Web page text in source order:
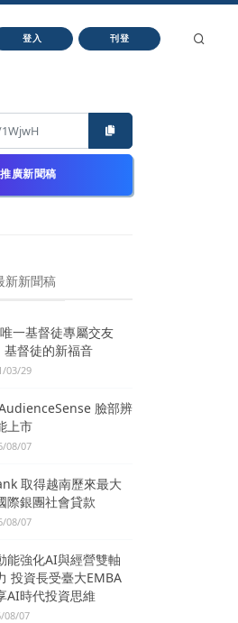
登入 刊登
推廣新聞稿
新新聞稿
一基督徒專屬交友
基督徒的新福音
03/29
臉部辨
上市
08/07
取得越南歷來最大
際銀團社會貸款
08/07
能強化AI與經營雙軸
投資長受臺大EMBA
AI時代投資思維
08/07